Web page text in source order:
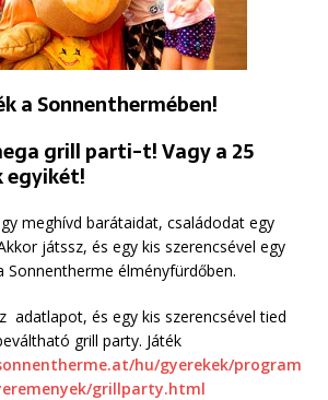
a Sonnenthermében!
grill parti-t! Vagy a 25
egyikét!
meghívd barátaidat, családodat egy
játssz, és egy kis szerencsével egy
élményfürdőben.
adatlapot, és egy kis szerencsével tied
grill party. Játék
hu/gyerekek/program
grillparty.html